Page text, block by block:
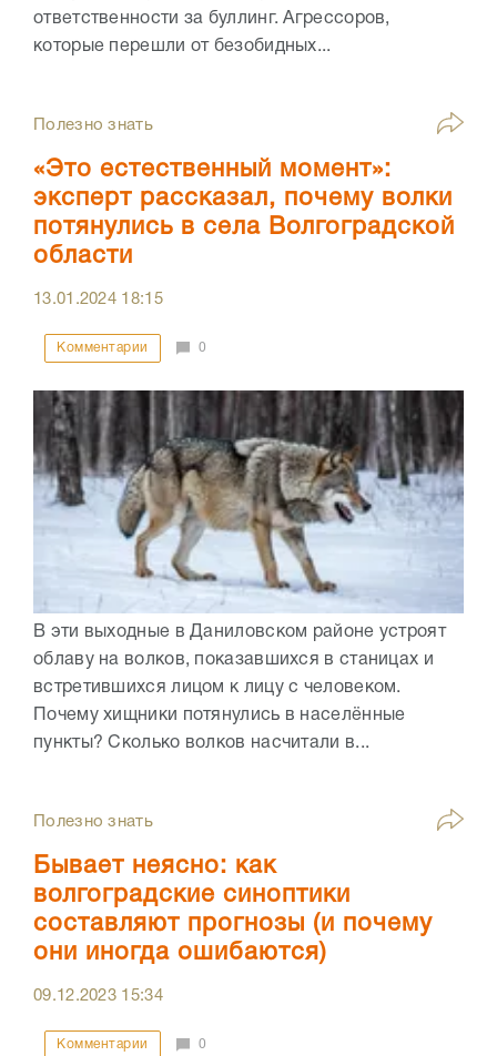
ответственности за буллинг. Агрессоров,
которые перешли от безобидных...
Полезно знать
«Это естественный момент»:
эксперт рассказал, почему волки
потянулись в села Волгоградской
области
13.01.2024 18:15
Комментарии 0
В эти выходные в Даниловском районе устроят
облаву на волков, показавшихся в станицах и
встретившихся лицом к лицу с человеком.
Почему хищники потянулись в населённые
пункты? Сколько волков насчитали в...
Полезно знать
Бывает неясно: как
волгоградские синоптики
составляют прогнозы (и почему
они иногда ошибаются)
09.12.2023 15:34
Комментарии 0